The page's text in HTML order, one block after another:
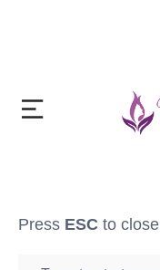
Press ESC to close